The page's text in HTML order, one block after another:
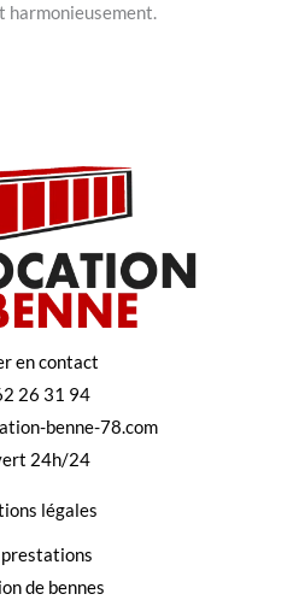
harmonieusement.
en contact
26 31 94
benne-78.com
24h/24
légales
prestations
de bennes